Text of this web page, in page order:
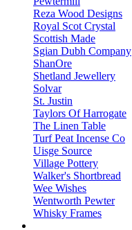
Reza Wood Designs
Royal Scot Crystal
Scottish Made
Sgian Dubh Company
ShanOre
Shetland Jewellery
Solvar
St. Justin
Taylors Of Harrogate
The Linen Table
Turf Peat Incense Co
Uisge Source
Village Pottery
Walker's Shortbread
Wee Wishes
Wentworth Pewter
Whisky Frames